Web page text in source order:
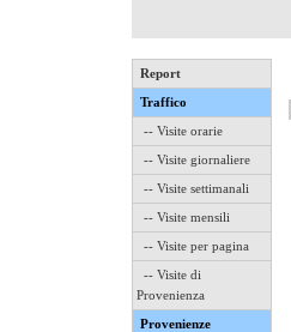
Report
Traffico
-- Visite orarie
-- Visite giornaliere
-- Visite settimanali
-- Visite mensili
-- Visite per pagina
-- Visite di
Provenienza
Provenienze